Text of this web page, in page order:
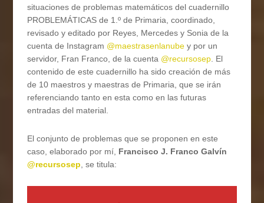
situaciones de problemas matemáticos del cuadernillo
PROBLEMÁTICAS de 1.º de Primaria, coordinado,
revisado y editado por Reyes, Mercedes y Sonia de la
cuenta de Instagram @maestrasenlanube y por un
servidor, Fran Franco, de la cuenta @recursosep. El
contenido de este cuadernillo ha sido creación de más
de 10 maestros y maestras de Primaria, que se irán
referenciando tanto en esta como en las futuras
entradas del material.
El conjunto de problemas que se proponen en este
caso, elaborado por mí, Francisco J. Franco Galvín
@recursosep, se titula: